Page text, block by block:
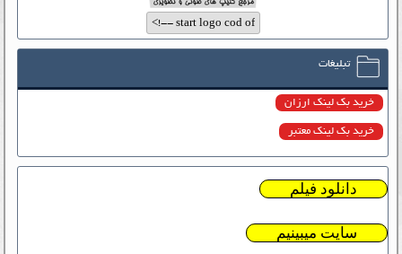
تبلیغات
خرید بک لینک ارزان
خرید بک لینک معتبر
دانلود فیلم
سایت میبینیم